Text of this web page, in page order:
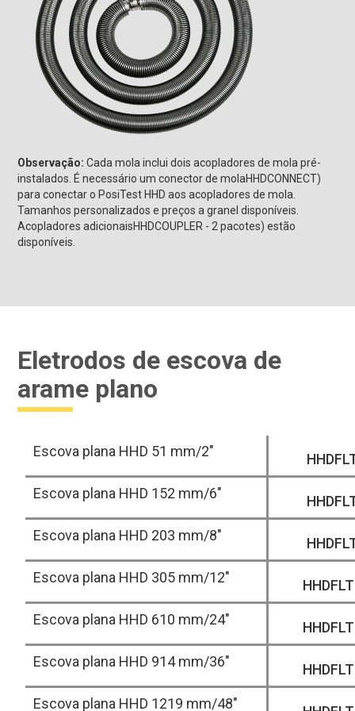
Observação: Cada mola inclui dois acopladores de mola pré-
instalados. É necessário um conector de molaHHDCONNECT)
para conectar o PosiTest HHD aos acopladores de mola.
Tamanhos personalizados e preços a granel disponíveis.
Acopladores adicionaisHHDCOUPLER - 2 pacotes) estão
disponíveis.
Eletrodos de escova de
arame plano
Escova plana HHD 51 mm/2"
Escova plana HHD 152 mm/6"
Escova plana HHD 203 mm/8"
Escova plana HHD 305 mm/12"
Escova plana HHD 610 mm/24"
Escova plana HHD 914 mm/36"
Escova plana HHD 1219 mm/48"